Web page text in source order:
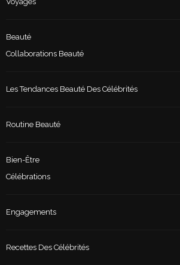
Beauté
Collaborations Beauté
Les Tendances Beauté Des Célébrités
Routine Beauté
Bien-Être
Célébrations
Engagements
Recettes Des Célébrités